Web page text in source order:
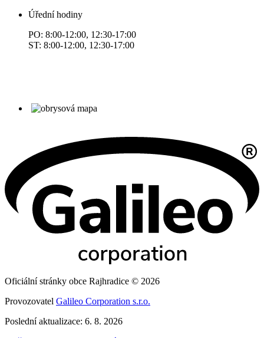
Úřední hodiny
PO: 8:00-12:00, 12:30-17:00
ST: 8:00-12:00, 12:30-17:00
Oficiální stránky obce Rajhradice © 2026
Provozovatel Galileo Corporation s.r.o.
Poslední aktualizace: 6. 8. 2026